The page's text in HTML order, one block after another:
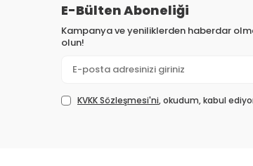
E-Bülten Aboneliği
Kampanya ve yeniliklerden haberdar
olun!
KVKK Sözleşmesi'ni, okudum, kabul